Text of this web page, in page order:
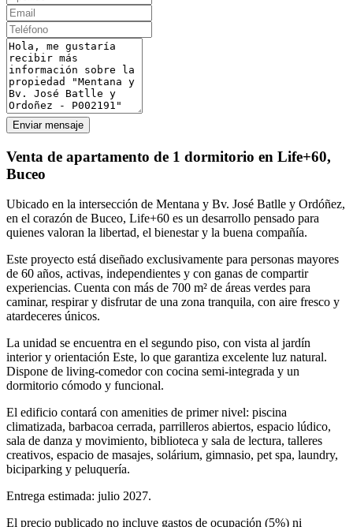
Enviar mensaje
Venta de apartamento de 1 dormitorio en Life+60,
Buceo
Ubicado en la intersección de Mentana y Bv. José Batlle y Ordóñez,
en el corazón de Buceo, Life+60 es un desarrollo pensado para
quienes valoran la libertad, el bienestar y la buena compañía.
Este proyecto está diseñado exclusivamente para personas mayores
de 60 años, activas, independientes y con ganas de compartir
experiencias. Cuenta con más de 700 m² de áreas verdes para
caminar, respirar y disfrutar de una zona tranquila, con aire fresco y
atardeceres únicos.
La unidad se encuentra en el segundo piso, con vista al jardín
interior y orientación Este, lo que garantiza excelente luz natural.
Dispone de living-comedor con cocina semi-integrada y un
dormitorio cómodo y funcional.
El edificio contará con amenities de primer nivel: piscina
climatizada, barbacoa cerrada, parrilleros abiertos, espacio lúdico,
sala de danza y movimiento, biblioteca y sala de lectura, talleres
creativos, espacio de masajes, solárium, gimnasio, pet spa, laundry,
biciparking y peluquería.
Entrega estimada: julio 2027.
El precio publicado no incluye gastos de ocupación (5%) ni